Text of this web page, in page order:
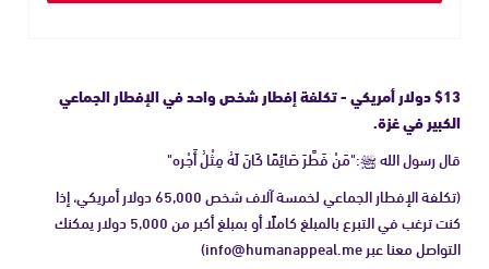
$13 دولار أمريكي - تكلفة إفطار شخص واحد في الإفطار الجماعي
الكبير في غزة.
قال رسول الله ﷺ:"مَنْ فَطَّرَ صَائِمًا كَانَ لَهُ مِثْلُ أَجْره"
(تكلفة الإفطار الجماعي لخمسة آلاف شخص 65,000 دولار أمريكي، إذا
كنت ترغب في التبرع بالمبلغ كاملًا أو بمبلغ أكبر من 5,000 دولار يمكنك
التواصل معنا عبرinfo@humanappeal.me
)